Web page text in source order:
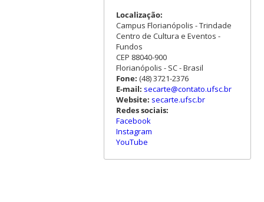
Localização:
Campus Florianópolis - Trindade
Centro de Cultura e Eventos -
Fundos
CEP 88040-900
Florianópolis - SC - Brasil
Fone: (48) 3721-2376
E-mail: secarte@contato.ufsc.br
Website: secarte.ufsc.br
Redes sociais:
Facebook
Instagram
YouTube